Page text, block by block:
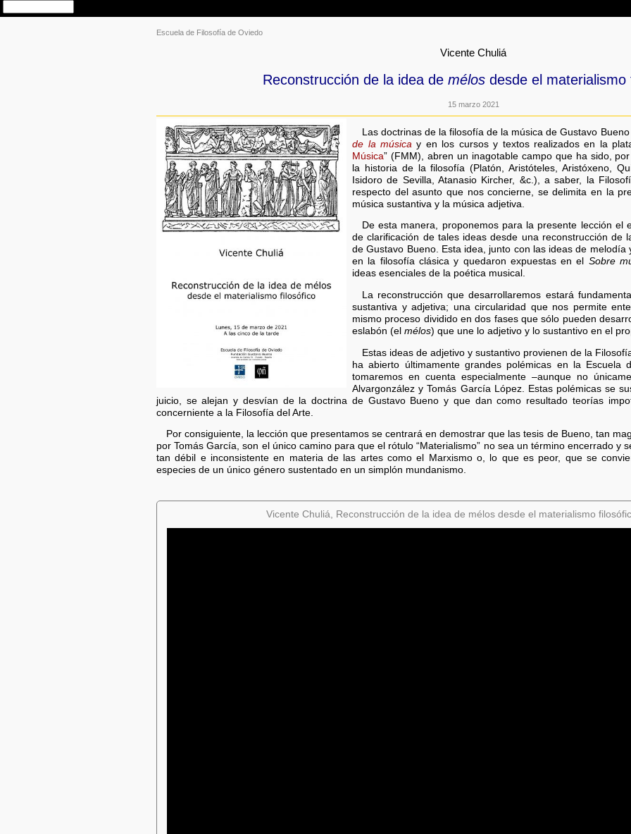
Escuela de Filosofía de Oviedo
Vicente Chuliá
Reconstrucción de la idea de mélosdesde el materialismo
15 marzo 2021
Las doctrinas de la filosofía de la música de Gustavo
de la música y en los cursos y textos realizados en la
Música” (FMM), abren un inagotable campo que ha sido,
la historia de la filosofía (Platón, Aristóteles, Aristóxeno,
Isidoro de Sevilla, Atanasio Kircher, &c.), a saber, la
respecto del asunto que nos concierne, se delimita en la
música sustantiva y la música adjetiva.
De esta manera, proponemos para la presente lección el
de clarificación de tales ideas desde una reconstrucción de
de Gustavo Bueno. Esta idea, junto con las ideas de
en la filosofía clásica y quedaron expuestas en el Sobre
ideas esenciales de la poética musical.
La reconstrucción que desarrollaremos estará
sustantiva y adjetiva; una circularidad que nos permite
mismo proceso dividido en dos fases que sólo pueden
eslabón (elmélos) que une lo adjetivo y lo sustantivo en el
Estas ideas de adjetivo y sustantivo provienen de la
ha abierto últimamente grandes polémicas en la
tomaremos en cuenta especialmente –aunque no
Alvargonzález y Tomás García López. Estas polémicas se
juicio, se alejan y desvían de la doctrina de Gustavo Bueno y que dan como resultado teorías
concerniente a la Filosofía del Arte.
Por consiguiente, la lección que presentamos se centrará en demostrar que las tesis de Bueno, tan
por Tomás García, son el único camino para que el rótulo “Materialismo” no sea un término encerrado y
tan débil e inconsistente en materia de las artes como el Marxismo o, lo que es peor, que se
especies de un único género sustentado en un simplón mundanismo.
Vicente Chuliá, Reconstrucción de la idea de mélos desde el materialismo